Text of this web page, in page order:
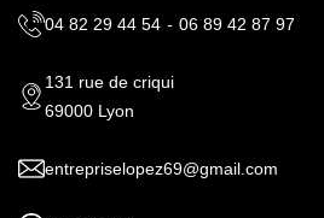
04 82 29 44 54 - 06 89 42 87 97
131 rue de criqui
69000 Lyon
entrepriselopez69@gmail.com